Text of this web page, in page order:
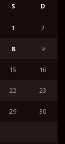
S D
1 2
8 9
15 16
22 23
29 30